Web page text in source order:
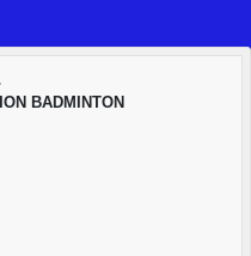
BADMINTON